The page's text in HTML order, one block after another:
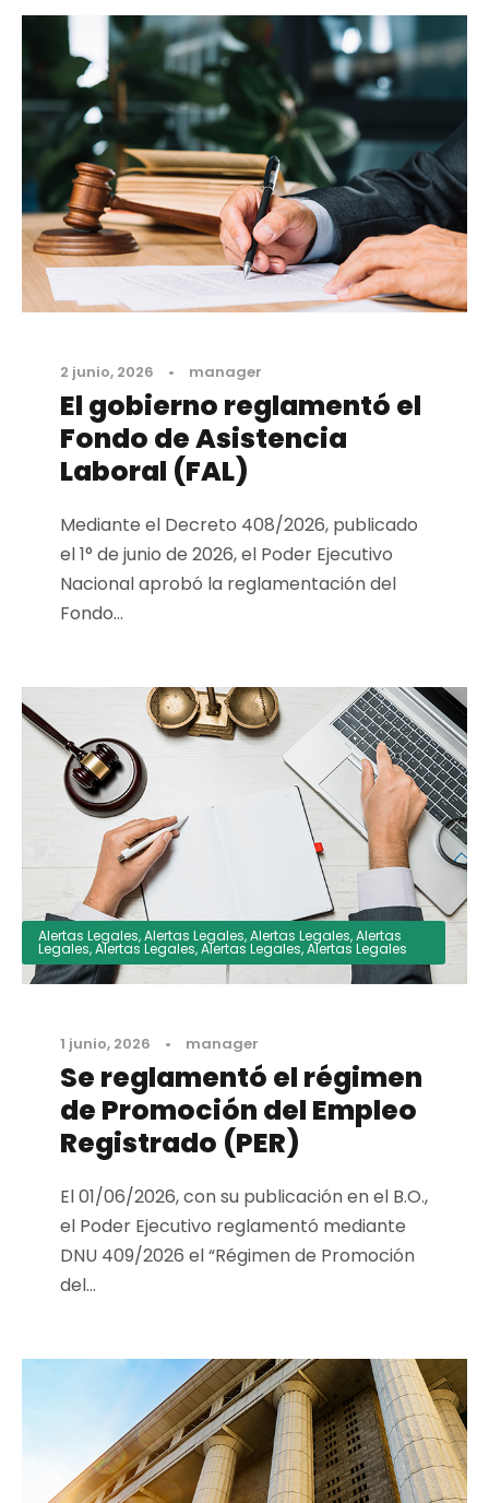
2 junio, 2026 • manager
El gobierno reglamentó el
Fondo de Asistencia
Laboral (FAL)
Mediante el Decreto 408/2026, publicado
el 1° de junio de 2026, el Poder Ejecutivo
Nacional aprobó la reglamentación del
Fondo...
Alertas Legales,Alertas Legales,Alertas Legales,Alertas
Legales,Alertas Legales,Alertas Legales,Alertas Legales
1 junio, 2026 • manager
Se reglamentó el régimen
de Promoción del Empleo
Registrado (PER)
El 01/06/2026, con su publicación en el B.O.,
el Poder Ejecutivo reglamentó mediante
DNU 409/2026 el “Régimen de Promoción
del...